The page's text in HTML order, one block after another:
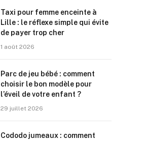
Taxi pour femme enceinte à
Lille : le réflexe simple qui évite
de payer trop cher
1 août 2026
Parc de jeu bébé : comment
choisir le bon modèle pour
l’éveil de votre enfant ?
29 juillet 2026
Cododo jumeaux : comment